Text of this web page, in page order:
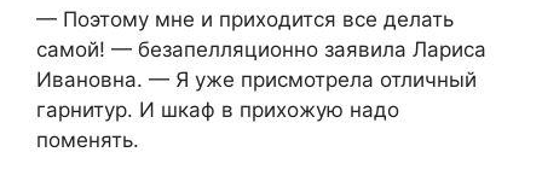
— Поэтому мне и приходится все делать
самой! — безапелляционно заявила Лариса
Ивановна. — Я уже присмотрела отличный
гарнитур. И шкаф в прихожую надо
поменять.